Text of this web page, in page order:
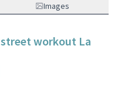
Images
workout La